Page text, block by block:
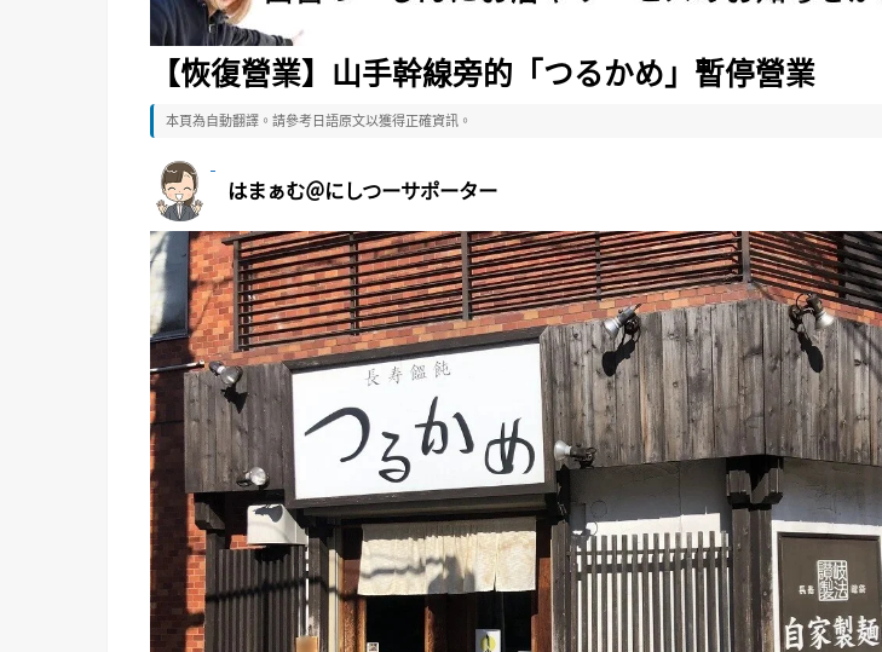
【恢復營業】山手幹線旁的「つるかめ」暫停營業
本頁為自動翻譯。請參考日語原文以獲得正確資訊。
はまぁむ＠にしつーサポーター